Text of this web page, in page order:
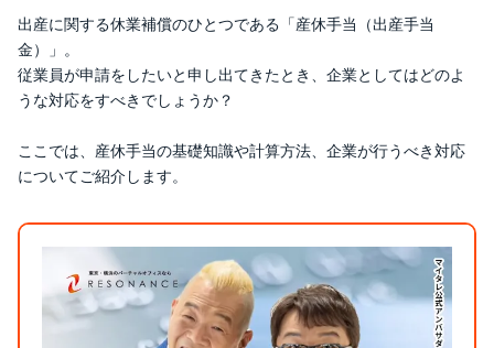
出産に関する休業補償のひとつである「産休手当（出産手当
金）」。
従業員が申請をしたいと申し出てきたとき、企業としてはどのよ
うな対応をすべきでしょうか？
ここでは、産休手当の基礎知識や計算方法、企業が行うべき対応
についてご紹介します。